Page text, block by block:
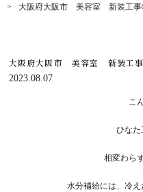
大阪府大阪市 美容室 新装工
大阪府大阪市 美容室 新装工
2023.08.07
こ
ひなた
相変わら
水分補給には、冷